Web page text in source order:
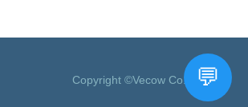
Copyright ©Vecow Co., Ltd.